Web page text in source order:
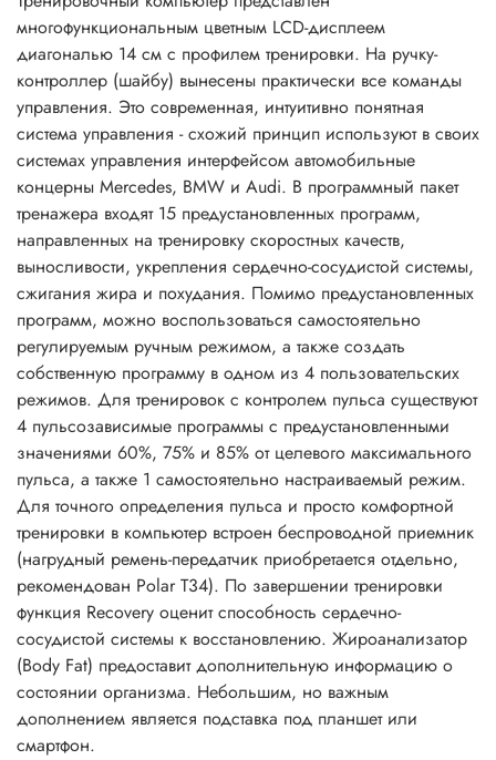
многофункциональным цветным LCD-дисплеем
диагональю 14 см с профилем тренировки. На ручку-
контроллер (шайбу) вынесены практически все команды
управления. Это современная, интуитивно понятная
система управления - схожий принцип используют в своих
системах управления интерфейсом автомобильные
концерны Mercedes, BMW и Audi. В программный пакет
тренажера входят 15 предустановленных программ,
направленных на тренировку скоростных качеств,
выносливости, укрепления сердечно-сосудистой системы,
сжигания жира и похудания. Помимо предустановленных
программ, можно воспользоваться самостоятельно
регулируемым ручным режимом, а также создать
собственную программу в одном из 4 пользовательских
режимов. Для тренировок с контролем пульса существуют
4 пульсозависимые программы с предустановленными
значениями 60%, 75% и 85% от целевого максимального
пульса, а также 1 самостоятельно настраиваемый режим.
Для точного определения пульса и просто комфортной
тренировки в компьютер встроен беспроводной приемник
(нагрудный ремень-передатчик приобретается отдельно,
рекомендован Polar T34). По завершении тренировки
функция Recovery оценит способность сердечно-
сосудистой системы к восстановлению. Жироанализатор
(Body Fat) предоставит дополнительную информацию o
состоянии организма. Небольшим, но важным
дополнением является подставка под планшет или
смартфон.